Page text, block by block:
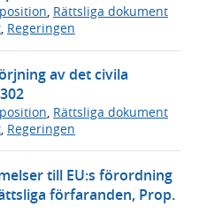
, Rättsliga dokument
, Regeringen
av det civila
, Rättsliga dokument
, Regeringen
till EU:s förordning
förfaranden, Prop.